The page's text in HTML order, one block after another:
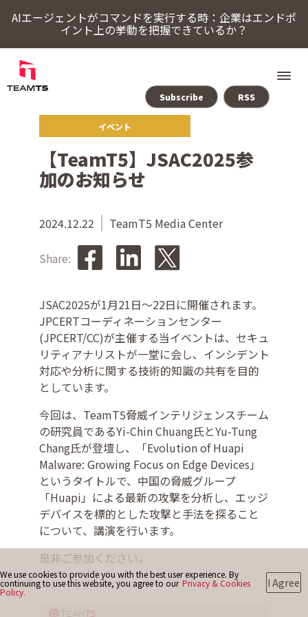
AIエージェントがコマンドを実行する時：企業はエンドポ
イント上の挙動を把握できているか？
TeamT5について
ブログ
お問い合わせ
イベント
Subscribe RSS
【TeamT5】JSAC2025参
加のお知らせ
2024.12.22 TeamT5 Media Center
Share:
JSAC2025が1月21日～22日に開催されます。
JPCERTコーディネーションセンター
(JPCERT/CC)が主催する当イベントは、セキュ
リティアナリストが一堂に会し、インシデント
対応や分析に関する技術的知識の共有を目的
としています。
今回は、TeamT5脅威インテリジェンスチーム
の研究員であるYi-Chin Chuang氏とYu-Tung
Chang氏が登壇し、「Evolution of Huapi
Malware: Growing Focus on Edge Devices」
というタイトルで、中国の脅威グループ
「Huapi」による最新の攻撃を分析し、エッジ
デバイスを標的とした攻撃と手法を探ること
について、講演を行います。
是非ご参加ください。
We use cookies to provide you with the best user experience. By
continuing to use this website, you agree to our Privacy & Cookies
Policy.
I Agree